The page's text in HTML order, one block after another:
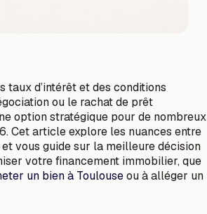
taux d’intérêt et des conditions
ou le rachat de prêt
option stratégique pour de nombreux
Cet article explore les nuances entre
vous guide sur la meilleure décision
votre financement immobilier, que
un bien à Toulouseou à alléger un